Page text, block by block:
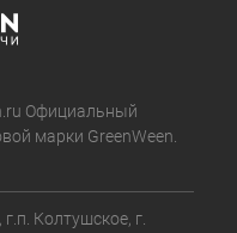
Официальный
марки GreenWeen.
Колтушское, г.